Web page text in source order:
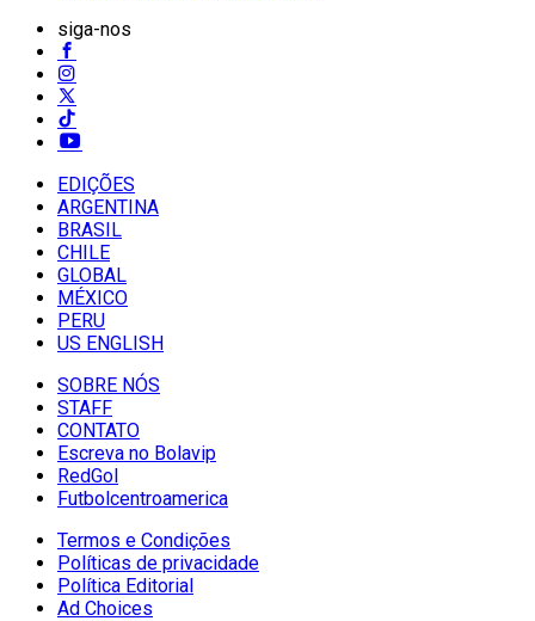
siga-nos
EDIÇÕES
ARGENTINA
BRASIL
CHILE
GLOBAL
MÉXICO
PERU
US ENGLISH
SOBRE NÓS
STAFF
CONTATO
Escreva no Bolavip
RedGol
Futbolcentroamerica
Termos e Condições
Políticas de privacidade
Política Editorial
Ad Choices